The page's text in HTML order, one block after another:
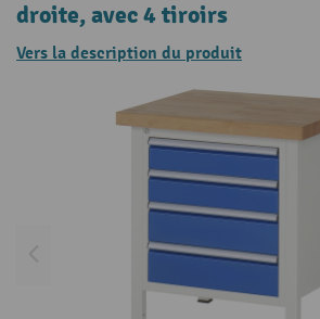
droite, avec 4 tiroirs
Vers la description du produit